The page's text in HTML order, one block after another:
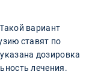
вариант
ставят по
дозировка
лечения.